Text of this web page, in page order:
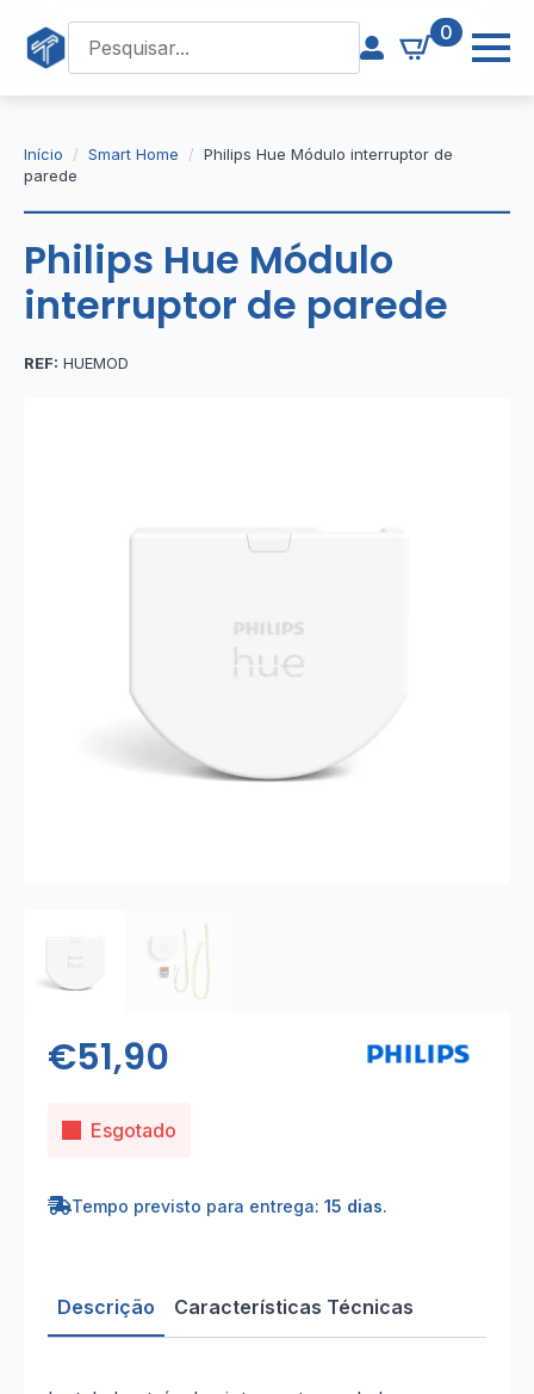
0
Início Smart Home
Philips Hue Módulo interruptor de
parede
Philips Hue Módulo
interruptor de parede
REF: HUEMOD
€51,90
Esgotado
Tempo previsto para entrega: 15 dias.
Descrição Características Técnicas